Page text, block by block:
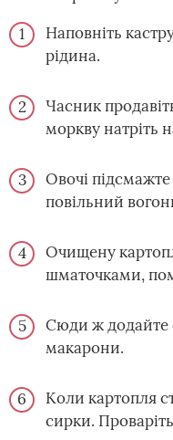
Наповніть
рідина.
Часник
моркву натріть
Овочі
повільний
Очищену
шматочками,
Сюди ж додайте
макарони.
Коли картопля
сирки.